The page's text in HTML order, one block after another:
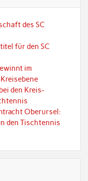
des SC
für den SC
im
den Kreis-
Oberursel:
den Tischtennis